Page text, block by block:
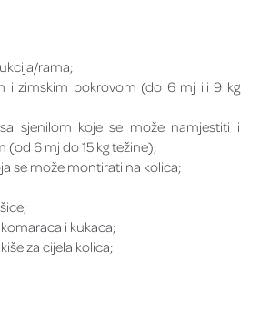
rama;
i zimskim pokrovom (do 6 mj ili 9 kg
sjenilom koje se može namjestiti i
(od 6 mj do 15 kg težine);
se može montirati na kolica;
i kukaca;
za cijela kolica;